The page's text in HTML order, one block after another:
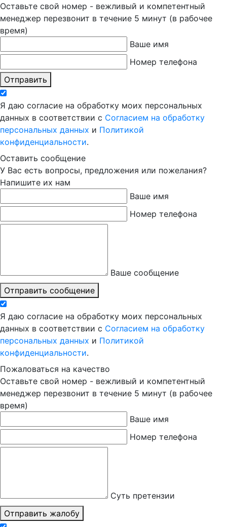
Оставьте свой номер - вежливый и компетентный
менеджер перезвонит в течение 5 минут (в рабочее
время)
Ваше имя
Номер телефона
Отправить
Я даю согласие на обработку моих персональных
данных в соответствии с Согласием на обработку
персональных данных и Политикой
конфиденциальности.
Оставить сообщение
У Вас есть вопросы, предложения или пожелания?
Напишите их нам
Ваше имя
Номер телефона
Ваше сообщение
Отправить сообщение
Я даю согласие на обработку моих персональных
данных в соответствии с Согласием на обработку
персональных данных и Политикой
конфиденциальности.
Пожаловаться на качество
Оставьте свой номер - вежливый и компетентный
менеджер перезвонит в течение 5 минут (в рабочее
время)
Ваше имя
Номер телефона
Суть претензии
Отправить жалобу